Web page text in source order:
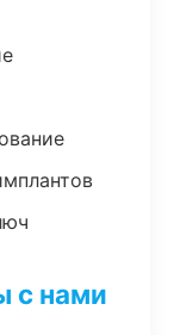
с нами